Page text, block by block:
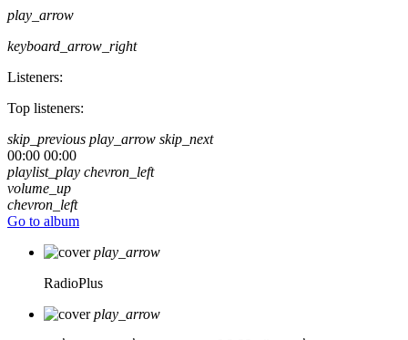
play_arrow
keyboard_arrow_right
Listeners:
Top listeners:
skip_previous play_arrow skip_next
00:00 00:00
playlist_play chevron_left
volume_up
chevron_left
Go to album
play_arrow
RadioPlus
play_arrow